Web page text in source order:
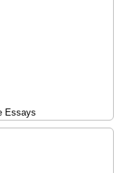
Essays